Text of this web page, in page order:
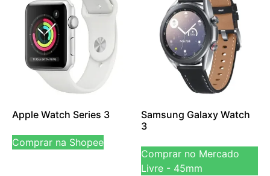
Apple Watch Series 3
Comprar na Shopee
Samsung Galaxy Watch
3
Comprar no Mercado
Livre - 45mm